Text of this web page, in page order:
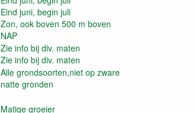
Eind juni, begin juli
Zon, ook boven 500 m boven
NAP
Zie info bij div. maten
Zie info bij div. maten
Alle grondsoorten,niet op zware
natte gronden
Matige groeier